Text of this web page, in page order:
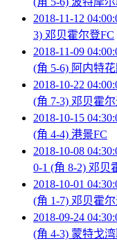
2018-11-12
3) 邓贝霍尔登FC
2018-11-09
(角 5-6) 阿内特花
2018-10-22
(角 7-3) 邓贝霍
2018-10-15
(角 4-4) 港景FC
2018-10-08
0-1 (角 8-2) 邓贝
2018-10-01
(角 1-7) 邓贝霍
2018-09-24
(角 4-3) 蒙特戈